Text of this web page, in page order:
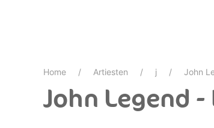
Home Artiesten j John
John Legend -